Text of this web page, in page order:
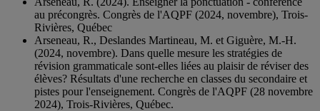
au précongrès. Congrès de l'AQPF (2024, novembre), Trois-
Rivières, Québec
Arseneau, R., Deslandes Martineau, M. et Giguère, M.-H.
(2024, novembre). Dans quelle mesure les stratégies de
révision grammaticale sont-elles liées au plaisir de réviser des
élèves? Résultats d'une recherche en classes du secondaire et
pistes pour l'enseignement. Congrès de l'AQPF (28 novembre
2024), Trois-Rivières, Québec.